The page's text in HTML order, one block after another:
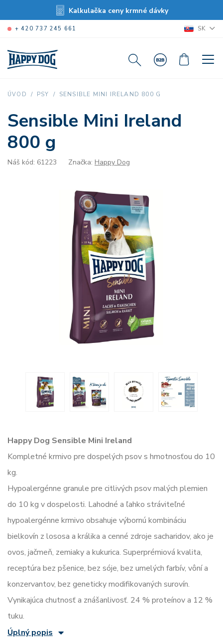
Kalkulačka ceny krmné dávky
+ 420 737 245 661 SK
ÚVOD PSY SENSIBLE MINI IRELAND 800 G
Sensible Mini Ireland
800 g
Náš kód: 61223 Značka: Happy Dog
Happy Dog Sensible Mini Ireland
Kompletné krmivo pre dospelých psov s hmotnosťou do 10
kg.
Hypoalergénne granule pre citlivých psov malých plemien
do 10 kg v dospelosti. Lahodné a ľahko stráviteľné
hypoalergénne krmivo obsahuje výbornú kombináciu
bielkovín z lososa a králika a cenné zdroje sacharidov, ako je
ovos, jačmeň, zemiaky a kukurica. Superprémiová kvalita,
receptúra bez pšenice, bez sóje, bez umelých farbív, vôní a
konzervantov, bez geneticky modifikovaných surovín.
Vynikajúca chutnosť a znášanlivosť. 24 % proteínov a 12 %
tuku.
Úplný popis